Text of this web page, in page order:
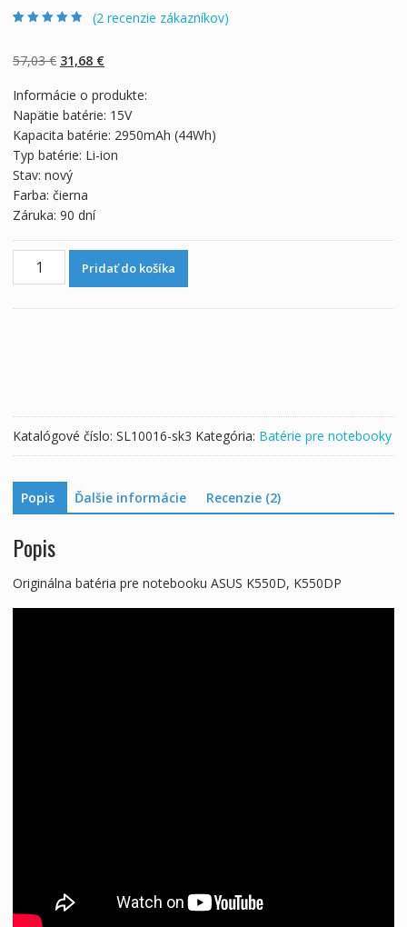
základe
zákazníckych
(2 recenzie zákazníkov)
57,03€ Pôvodná
bola:
57,03 €.
31,68 €Aktuálna
je:
31,68 €.
Informácie o produkte:
Napätie batérie: 15V
Kapacita batérie: 2950mAh (44Wh)
Typ batérie: Li-ion
Stav: nový
Farba: čierna
Záruka: 90 dní
množstvo
Pridať do košíka
Katalógové číslo: SL10016-sk3 Kategória: Batérie pre notebooky
Popis Ďalšie informácie Recenzie (2)
Popis
Originálna batéria pre notebooku ASUS K550D, K550DP